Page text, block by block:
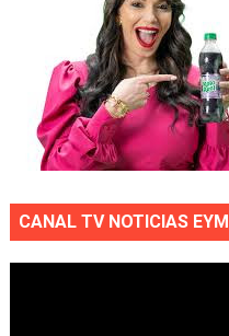
CANAL TV NOTICIAS EYM